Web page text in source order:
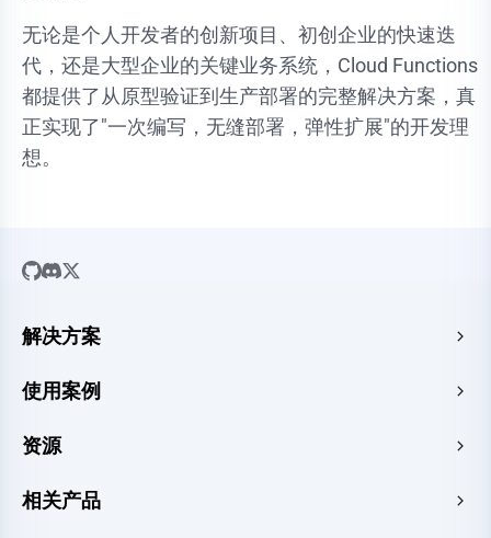
无论是个人开发者的创新项目、初创企业的快速迭
代，还是大型企业的关键业务系统，Cloud Functions
都提供了从原型验证到生产部署的完整解决方案，真
正实现了"一次编写，无缝部署，弹性扩展"的开发理
想。
解决方案
SaaS
电子商务
使用案例
免费 HTML 托管
HTML 转 URL
资源
指南
相关产品